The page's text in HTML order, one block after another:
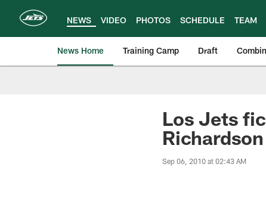
NEWS VIDEO PHOTOS SCHEDULE TEAM
News Home Training Camp Draft
Los Jets
Richardson
Sep 06, 2010 at 02:43 AM